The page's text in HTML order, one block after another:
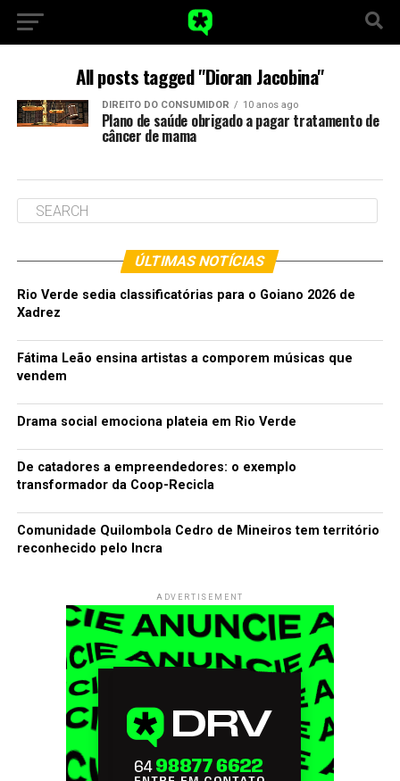
All posts tagged "Dioran Jacobina"
DIREITO DO CONSUMIDOR 10 anos ago
Plano de saúde obrigado a pagar tratamento de
câncer de mama
ÚLTIMAS NOTÍCIAS
Rio Verde sedia classificatórias para o Goiano 2026 de
Xadrez
Fátima Leão ensina artistas a comporem músicas que
vendem
Drama social emociona plateia em Rio Verde
De catadores a empreendedores: o exemplo
transformador da Coop-Recicla
Comunidade Quilombola Cedro de Mineiros tem território
reconhecido pelo Incra
ADVERTISEMENT